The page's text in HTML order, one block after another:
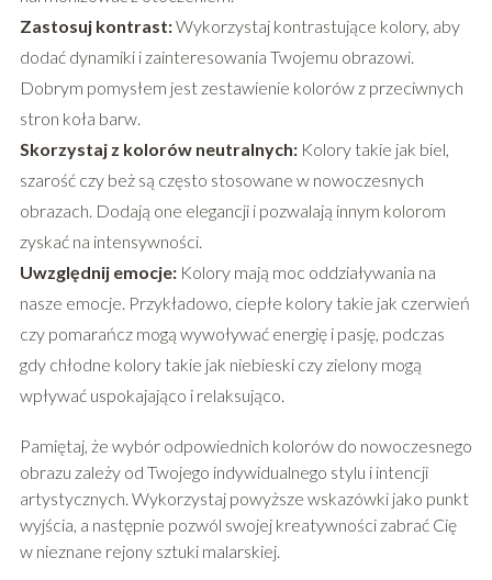
Zastosuj kontrast:Wykorzystaj kontrastujące kolory, aby
dodać dynamiki i zainteresowania Twojemu obrazowi.
Dobrym pomysłem jest zestawienie kolorów z przeciwnych
stron koła barw.
Skorzystaj z kolorów neutralnych:Kolory takie jak biel,
szarość czy beż są często stosowane w nowoczesnych
obrazach. Dodają one elegancji i pozwalają innym kolorom
zyskać na intensywności.
Uwzględnij emocje:Kolory mają moc oddziaływania na
nasze emocje. Przykładowo, ciepłe kolory takie jak czerwień
czy pomarańcz mogą wywoływać energię i pasję, podczas
gdy chłodne kolory takie jak niebieski czy zielony mogą
wpływać uspokajająco i relaksująco.
Pamiętaj, że wybór odpowiednich kolorów do nowoczesnego
obrazu zależy od Twojego indywidualnego stylu i intencji
artystycznych. Wykorzystaj powyższe wskazówki jako punkt
wyjścia, a następnie pozwól swojej kreatywności zabrać Cię
w nieznane rejony sztuki malarskiej.